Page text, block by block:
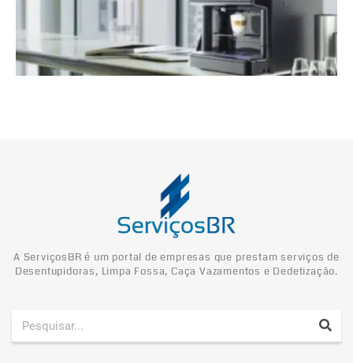
A ServiçosBR é um portal de empresas que prestam serviços de
Desentupidoras, Limpa Fossa, Caça Vazamentos e Dedetização.